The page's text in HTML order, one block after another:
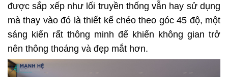
được sắp xếp như lối truyền thống vẫn hay sử dụng
mà thay vào đó là thiết kế chéo theo góc 45 độ, một
sáng kiến rất thông minh để khiến không gian trở
nên thông thoáng và đẹp mắt hơn.